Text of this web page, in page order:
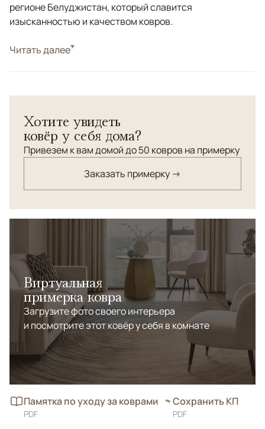
регионе Белуджистан, который славится
изысканностью и качеством ковров.
СтильКлассические
традиционной технологии ручного ковроткачества.
Читать далее
Хотите увидеть
ковёр у себя дома?
Привезем к вам домой до 50 ковров на примерку
Заказать примерку →
Виртуальная
примерка ковра
Загрузите фото своего интерьера
и посмотрите этот ковёр у себя в комнате
Памятка по уходу за коврами
PDF
Сохранить КП
PDF